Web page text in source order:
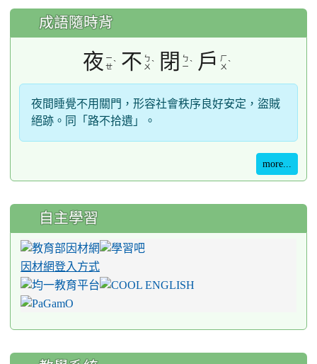
成語隨時背
夜 ㄧ
ㄝˋ 不 ㄅ
ㄨ ˋ 閉
ㄅ
ㄧ ˋ 戶
ㄏ
ㄨ ˋ
夜間睡覺不用關門，形容社會秩序良好安定，盜賊
絕跡。同「路不拾遺」。
more...
自主學習
因材網登入方式